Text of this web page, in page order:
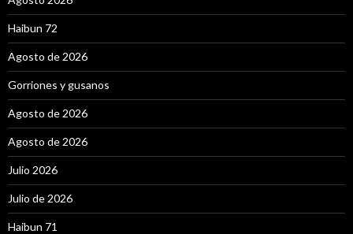
Haibun 72
Agosto de 2026
Gorriones y gusanos
Agosto de 2026
Agosto de 2026
Julio 2026
Julio de 2026
Haibun 71